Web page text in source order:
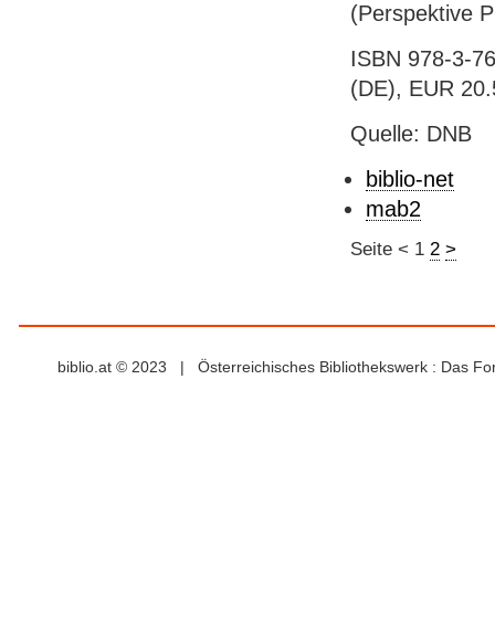
(Perspektive
ISBN 978-3-
(DE), EUR
Quelle: DNB
biblio-net
mab2
Seite < 1 2 >
biblio.at © 2023 | Österreichisches Bibliothekswerk : Das